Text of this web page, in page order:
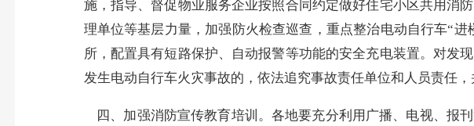
施，指导、督促物业服务企业按照合同约定做好住宅小区共用消
理单位等基层力量，加强防火检查巡查，重点整治电动自行车“
所，配置具有短路保护、自动报警等功能的安全充电装置。对发
发生电动自行车火灾事故的，依法追究事故责任单位和人员责任，
四、加强消防宣传教育培训。各地要充分利用广播、电视、报